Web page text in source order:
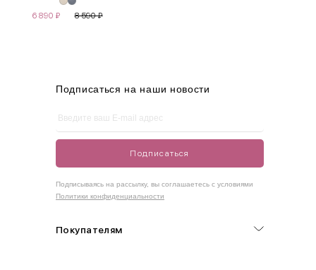
6 890 ₽ 8 590₽
42-50
Как правильно себя обмерить
Измеряется по самым выступающим точкам.
Покупателям
Подписаться на наши новости
Подписаться
Подписываясь на рассылку, вы соглашаетесь с условиями
Политики конфиденциальности